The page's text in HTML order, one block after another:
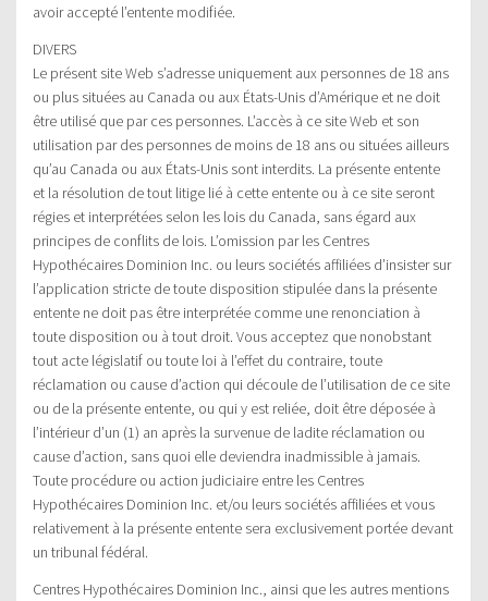
avoir accepté l’entente modifiée.
DIVERS
Le présent site Web s’adresse uniquement aux personnes de 18 ans
ou plus situées au Canada ou aux États-Unis d’Amérique et ne doit
être utilisé que par ces personnes. L’accès à ce site Web et son
utilisation par des personnes de moins de 18 ans ou situées ailleurs
qu’au Canada ou aux États-Unis sont interdits. La présente entente
et la résolution de tout litige lié à cette entente ou à ce site seront
régies et interprétées selon les lois du Canada, sans égard aux
principes de conflits de lois. L’omission par les Centres
Hypothécaires Dominion Inc. ou leurs sociétés affiliées d’insister sur
l’application stricte de toute disposition stipulée dans la présente
entente ne doit pas être interprétée comme une renonciation à
toute disposition ou à tout droit. Vous acceptez que nonobstant
tout acte législatif ou toute loi à l’effet du contraire, toute
réclamation ou cause d’action qui découle de l’utilisation de ce site
ou de la présente entente, ou qui y est reliée, doit être déposée à
l’intérieur d’un (1) an après la survenue de ladite réclamation ou
cause d’action, sans quoi elle deviendra inadmissible à jamais.
Toute procédure ou action judiciaire entre les Centres
Hypothécaires Dominion Inc. et/ou leurs sociétés affiliées et vous
relativement à la présente entente sera exclusivement portée devant
un tribunal fédéral.
Centres Hypothécaires Dominion Inc., ainsi que les autres mentions